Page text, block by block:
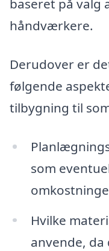
baseret på valg
håndværkere.
Derudover er
følgende
tilbygning til
som
Hvilke
anvende,